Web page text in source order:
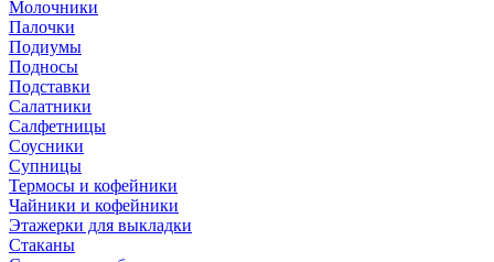
Молочники
Палочки
Подиумы
Подносы
Подставки
Салатники
Салфетницы
Соусники
Супницы
Термосы и кофейники
Чайники и кофейники
Этажерки для выкладки
Стаканы